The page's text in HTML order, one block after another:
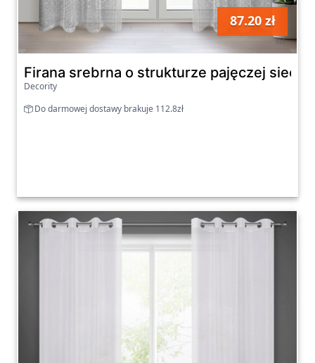
87.20 zł
szt
Firana srebrna o strukturze pajęczej sieci
Decority
Do darmowej dostawy brakuje 112.8zł